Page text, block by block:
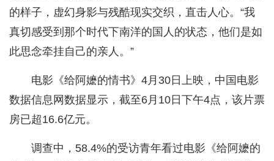
的样子，虚幻身影与残酷现实交织，直击人心。“我
真切感受到那个时代下南洋的国人的状态，他们是如
此思念牵挂自己的亲人。”
电影《给阿嬷的情书》4月30日上映，中国电影
数据信息网数据显示，截至6月10日下午4点，该片票
房已超16.6亿元。
调查中，58.4%的受访青年看过电影《给阿嬷的